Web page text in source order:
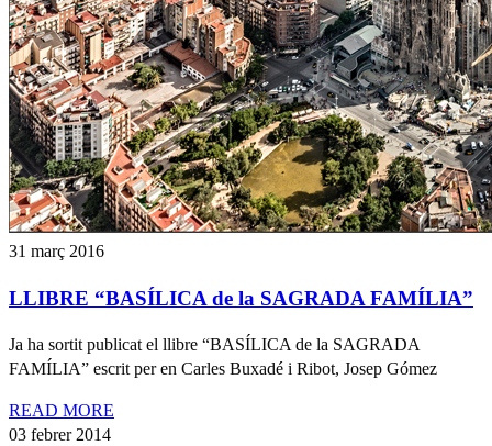
31 març 2016
LLIBRE “BASÍLICA de la SAGRADA FAMÍLIA”
Ja ha sortit publicat el llibre “BASÍLICA de la SAGRADA
FAMÍLIA” escrit per en Carles Buxadé i Ribot, Josep Gómez
READ MORE
03 febrer 2014